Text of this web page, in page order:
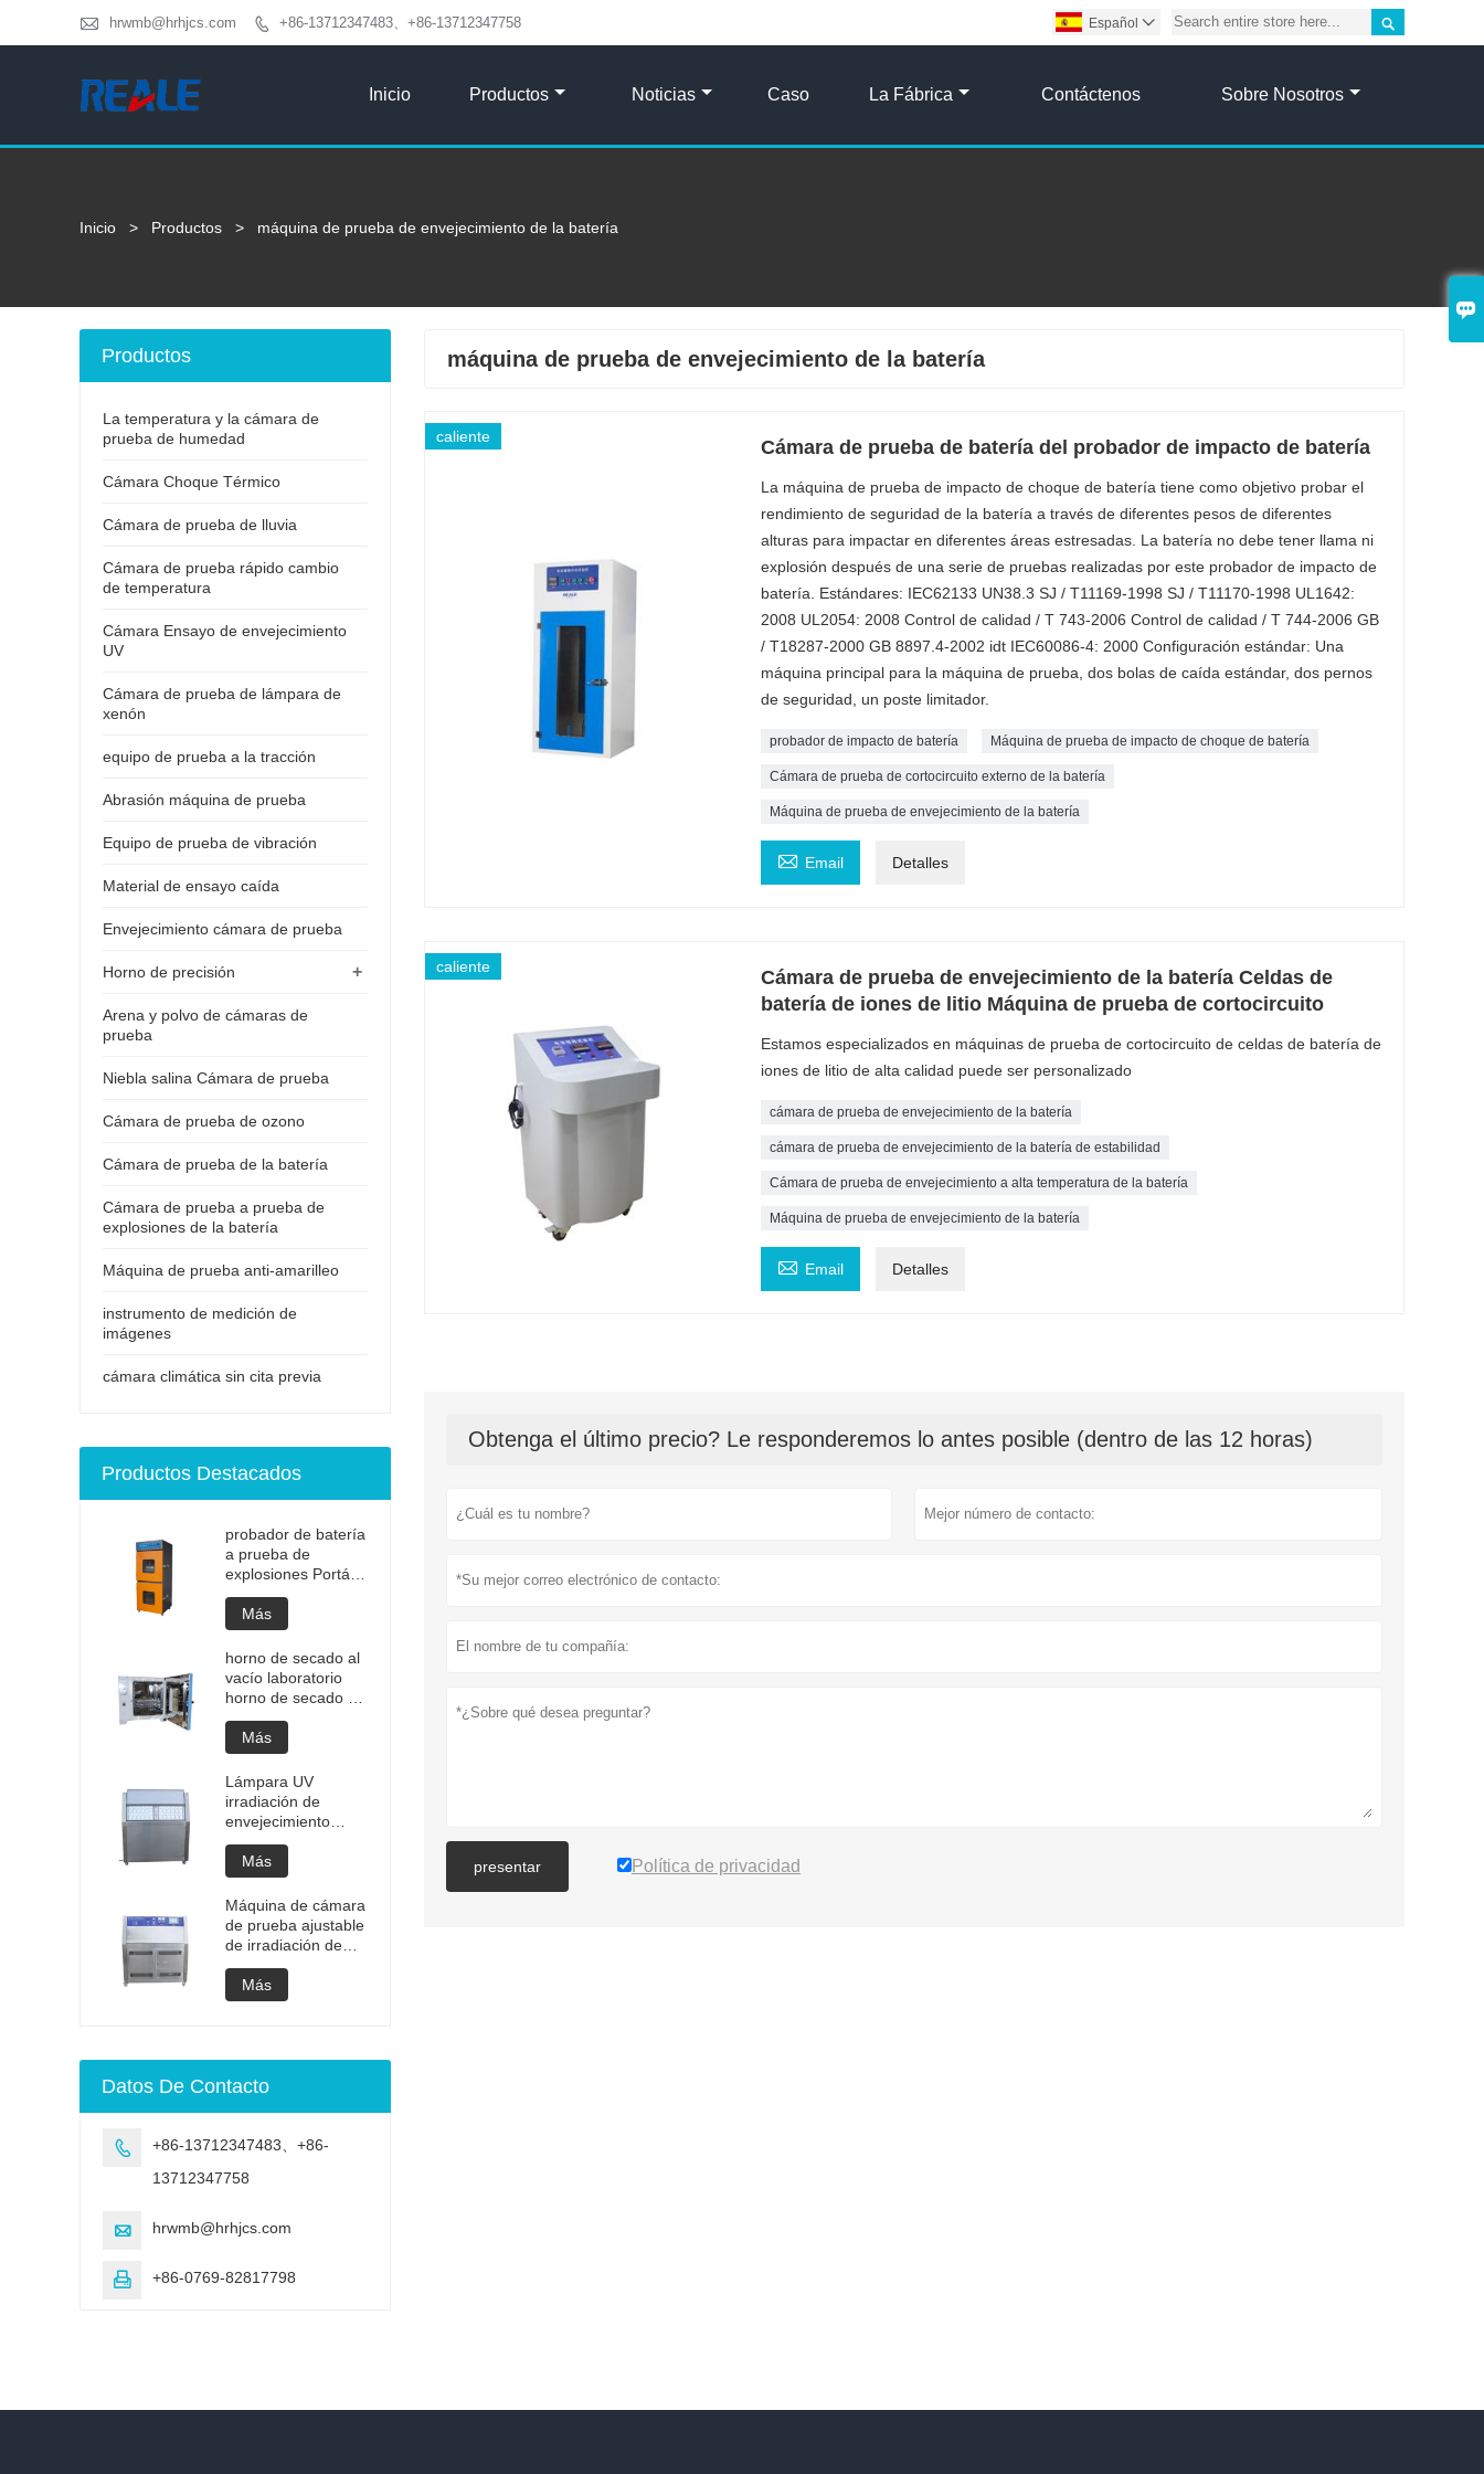

 hrwmb@hrhjcs.com  +86-13712347483、+86-13712347758 
Español 
Inicio Productos Noticias Caso La Fábrica Contáctenos Sobre Nosotros
Inicio > Productos > máquina de prueba de envejecimiento de la batería
máquina de prueba de envejecimiento de la batería
caliente Cámara de prueba de batería del probador de impacto de batería
La máquina de prueba de impacto de choque de batería tiene como objetivo probar el
rendimiento de seguridad de la batería a través de diferentes pesos de diferentes
alturas para impactar en diferentes áreas estresadas. La batería no debe tener llama ni
explosión después de una serie de pruebas realizadas por este probador de impacto de
batería. Estándares: IEC62133 UN38.3 SJ / T11169-1998 SJ / T11170-1998 UL1642:
2008 UL2054: 2008 Control de calidad / T 743-2006 Control de calidad / T 744-2006 GB
/ T18287-2000 GB 8897.4-2002 idt IEC60086-4: 2000 Configuración estándar: Una
máquina principal para la máquina de prueba, dos bolas de caída estándar, dos pernos
de seguridad, un poste limitador.
probador de impacto de batería Máquina de prueba de impacto de choque de batería
Cámara de prueba de cortocircuito externo de la batería
Máquina de prueba de envejecimiento de la batería
 Email Detalles
caliente
Cámara de prueba de envejecimiento de la batería Celdas de
batería de iones de litio Máquina de prueba de cortocircuito
Estamos especializados en máquinas de prueba de cortocircuito de celdas de batería de
iones de litio de alta calidad puede ser personalizado
cámara de prueba de envejecimiento de la batería
cámara de prueba de envejecimiento de la batería de estabilidad
Cámara de prueba de envejecimiento a alta temperatura de la batería
Máquina de prueba de envejecimiento de la batería
 Email Detalles
Obtenga el último precio? Le responderemos lo antes posible (dentro de las 12 horas)
presentar Política de privacidad
Productos
La temperatura y la cámara de
prueba de humedad
Cámara Choque Térmico
Cámara de prueba de lluvia
Cámara de prueba rápido cambio
de temperatura
Cámara Ensayo de envejecimiento
UV
Cámara de prueba de lámpara de
xenón
equipo de prueba a la tracción
Abrasión máquina de prueba
Equipo de prueba de vibración
Material de ensayo caída
Envejecimiento cámara de prueba
+
Horno de precisión
Arena y polvo de cámaras de
prueba
Niebla salina Cámara de prueba
Cámara de prueba de ozono
Cámara de prueba de la batería
Cámara de prueba a prueba de
explosiones de la batería
Máquina de prueba anti-amarilleo
instrumento de medición de
imágenes
cámara climática sin cita previa
Productos Destacados
probador de batería
a prueba de
explosiones Portátil
de alta calidad
Batería portátil
Prueba de
explosión de litio
Probador de
explosión Precio de
probadores de
batería
Más
horno de secado al
vacío laboratorio
horno de secado al
vacío programable
de alta temperatura
cámara de
desgasificación al
vacío precio del
horno
personalizado
equipo de secado al
vacío
Más
Lámpara UV
irradiación de
envejecimiento
máquina de cámara
de prueba ajustable
Cámara de
envejecimiento de
envejecimiento UV
Prueba de
acelerado UV
Más
Máquina de cámara
de prueba ajustable
de irradiación de
envejecimiento de
lámpara UV
Cámara de
Máquina de prueba
de envejecimiento
Más
Datos De Contacto

+86-13712347483、+86-
13712347758
 hrwmb@hrhjcs.com
 +86-0769-82817798